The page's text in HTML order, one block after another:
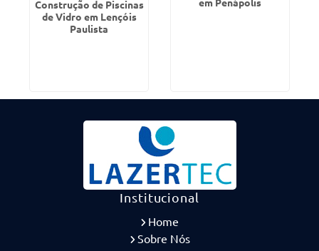
Construção de Piscinas
de Vidro em Lençóis
Paulista
Institucional
Home
Sobre Nós